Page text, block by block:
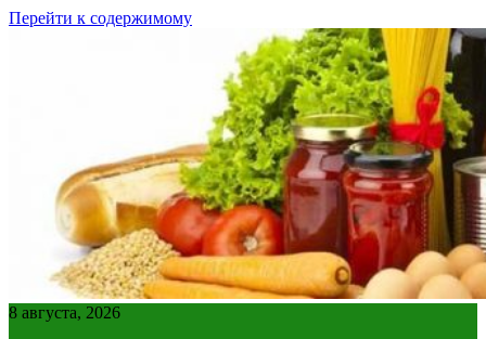
Перейти к содержимому
8 августа, 2026